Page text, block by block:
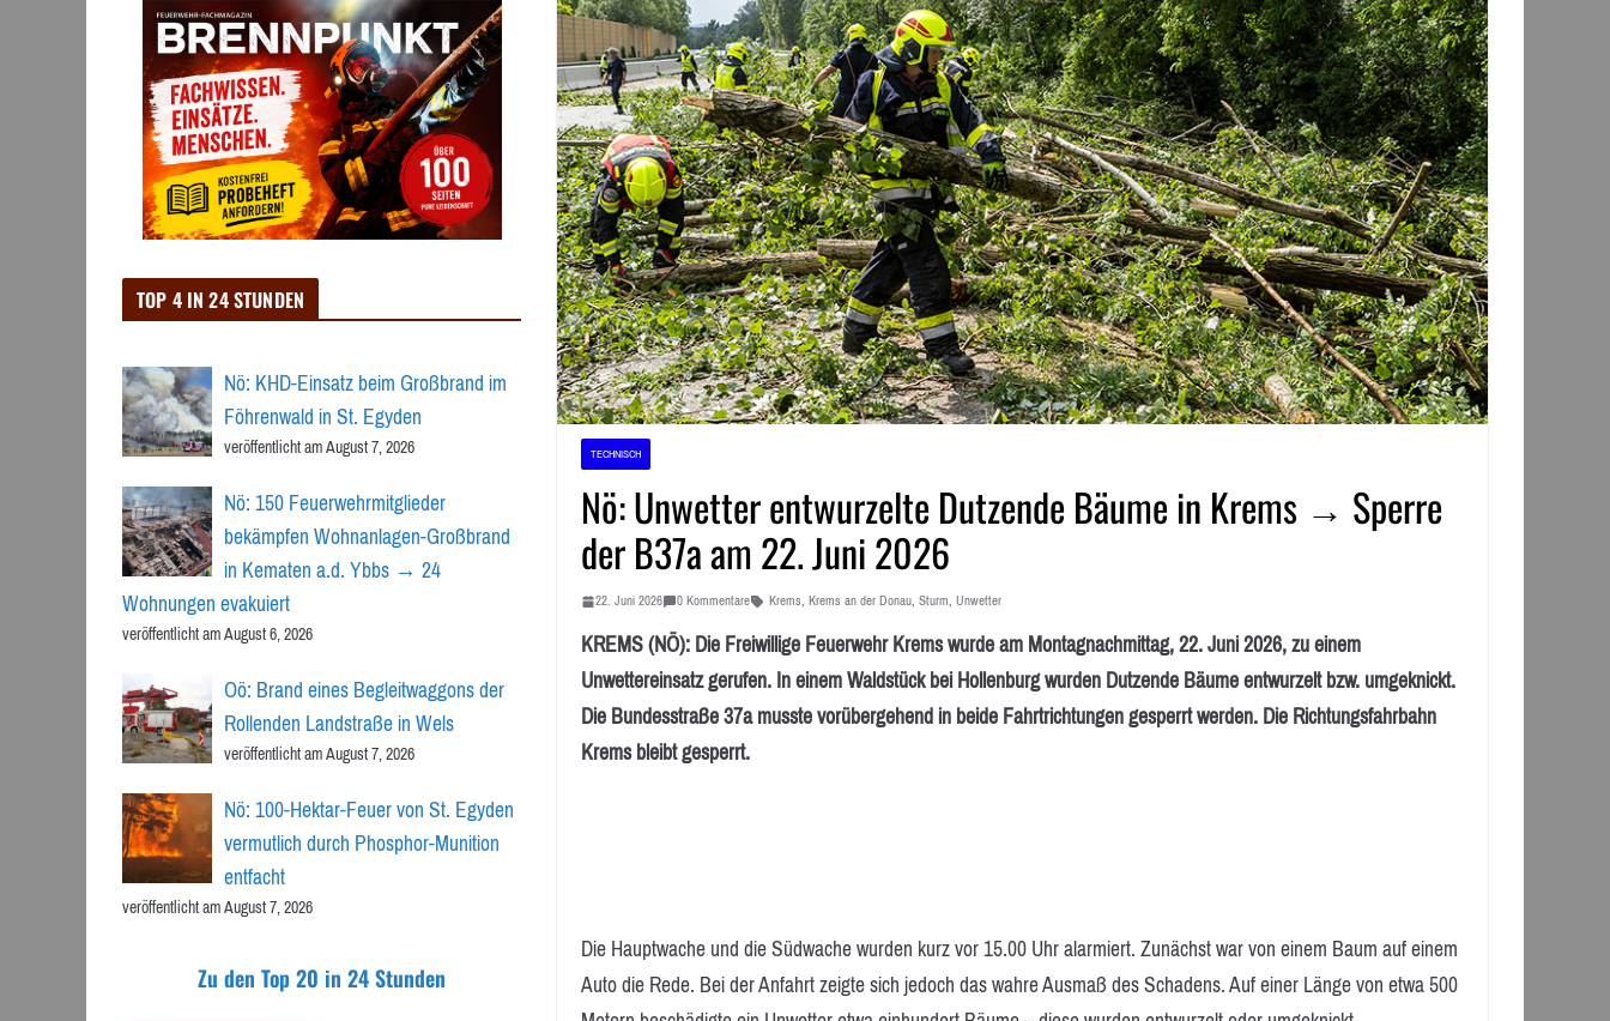
TECHNISCH
Nö: Unwetter entwurzelte Dutzende Bäume in Krems → Sperre
der B37a am 22. Juni 2026
22. Juni 2026 0 Kommentare Krems, Krems an der Donau, Sturm, Unwetter
KREMS (NÖ): Die Freiwillige Feuerwehr Krems wurde am Montagnachmittag, 22. Juni 2026, zu einem
Unwettereinsatz gerufen. In einem Waldstück bei Hollenburg wurden Dutzende Bäume entwurzelt bzw. umgeknickt.
Die Bundesstraße 37a musste vorübergehend in beide Fahrtrichtungen gesperrt werden. Die Richtungsfahrbahn
Krems bleibt gesperrt.
Die Hauptwache und die Südwache wurden kurz vor 15.00 Uhr alarmiert. Zunächst war von einem Baum auf einem
Auto die Rede. Bei der Anfahrt zeigte sich jedoch das wahre Ausmaß des Schadens. Auf einer Länge von etwa 500
TOP 4 IN 24 STUNDEN
Nö: KHD-Einsatz beim Großbrand im
Föhrenwald in St. Egyden
veröffentlicht am August 7, 2026
Nö: 150 Feuerwehrmitglieder
bekämpfen Wohnanlagen-Großbrand
in Kematen a.d. Ybbs → 24
Wohnungen evakuiert
veröffentlicht am August 6, 2026
Oö: Brand eines Begleitwaggons der
Rollenden Landstraße in Wels
veröffentlicht am August 7, 2026
Nö: 100-Hektar-Feuer von St. Egyden
vermutlich durch Phosphor-Munition
entfacht
veröffentlicht am August 7, 2026
Zu den Top 20 in 24 Stunden